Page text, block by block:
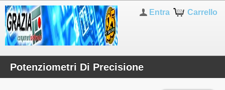
Carrello
Entra
Potenziometri Di Precisione